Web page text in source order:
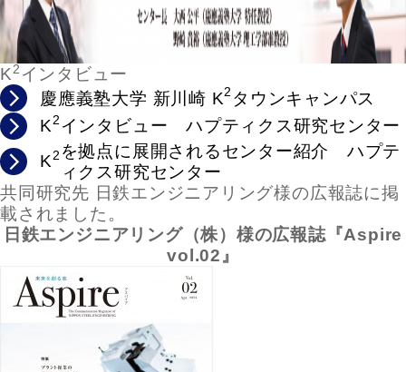
K2 インタビュー
慶應義塾大学 新川崎 K2 タウンキャンパス
K2インタビュー ハプティクス研究センター
K2 を拠点に展開されるセンター紹介 ハプテ
ィクス研究センター
共同研究先 日鉄エンジニアリング様の広報誌に掲
載されました。
日鉄エンジニアリング（株）様の広報誌『Aspire
vol.02』